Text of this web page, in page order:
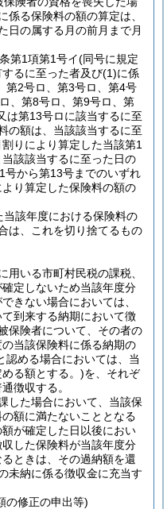
係る保険料の額の算定は、
日の属する月の前月まで月
第1項第1号イ(同号に規定
るに至った者及び(1)に係
第2号ロ、第3号ロ、第4号
、第8号ロ、第9号ロ、第
は第13号ロに該当するに至
の額は、当該該当するに至
りにより算定した当該第1
該該当するに至った日の
号から第13号までのいずれ
り算定した保険料の額の
該年度における保険料の
は、これを切り捨てるもの
用いる市町村民税の課税、
定しないため当該年度分
きない場合においては、
到来する納期において徴
保険者について、その者の
当該保険料に係る納期の
認める場合においては、当
る額とする。)を、それぞ
徴収する。
した場合において、当該保
額に満たないこととなる
が確定した日以後におい
した保険料が当該年度分
ときは、その過納額を還
未納に係る徴収金に充当す
の修正の申出等)